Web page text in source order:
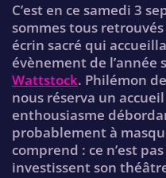
C’est en ce samedi 3
sommes tous
écrin sacré qui
évènement de l’année
Wattstock. Philémon
nous réserva un
enthousiasme
probablement à
comprend : ce n’est
investissent son